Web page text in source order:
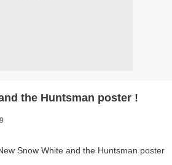
the Huntsman poster !